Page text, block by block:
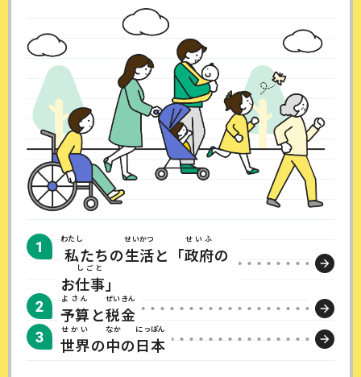
私
わたし
たちの生活
せいかつ
と「政府
せいふ
の
お仕事
しごと
」
予算
よさん
と税金
ぜいきん
世界
せかい
の中
なか
の日本​
にっぽん